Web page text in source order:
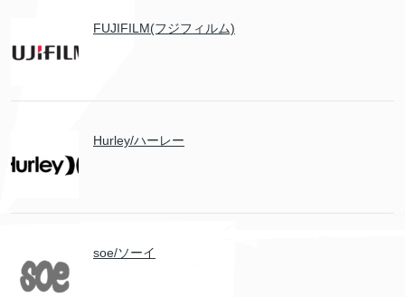
FUJIFILM(フジフィルム)
Hurley/ハーレー
soe/ソーイ